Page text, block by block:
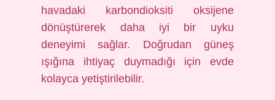
havadaki karbondioksiti oksijene
dönüştürerek daha iyi bir uyku
deneyimi sağlar. Doğrudan güneş
ışığına ihtiyaç duymadığı için evde
kolayca yetiştirilebilir.